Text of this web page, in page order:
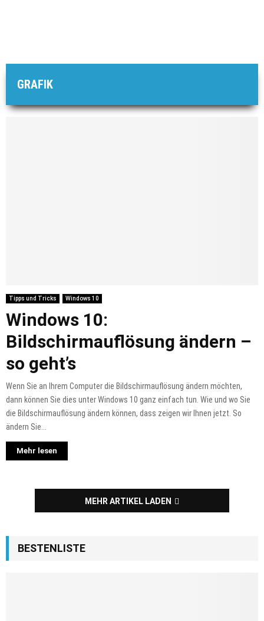
GRAFIK
Tipps und Tricks Windows 10
Windows 10:
Bildschirmauflösung ändern –
so geht’s
Wenn Sie an Ihrem Computer die Bildschirmauflösung ändern möchten,
dann können Sie dies unter Windows 10 ganz einfach tun. Wie und wo Sie
die Bildschirmauflösung ändern können, dass zeigen wir Ihnen jetzt. So
ändern Sie...
Mehr lesen
MEHR ARTIKEL LADEN
BESTENLISTE